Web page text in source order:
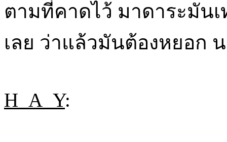
ตามที่คาดไว้ มาดาระมัน
เลย ว่าแล้วมันต้องหยอก
H_A_Y: